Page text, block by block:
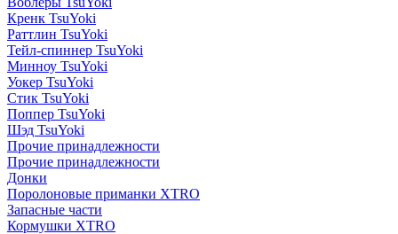
Кренк TsuYoki
Раттлин TsuYoki
Тейл-спиннер TsuYoki
Минноу TsuYoki
Уокер TsuYoki
Стик TsuYoki
Поппер TsuYoki
Шэд TsuYoki
Прочие принадлежности
Прочие принадлежности
Донки
Поролоновые приманки XTRO
Запасные части
Кормушки XTRO